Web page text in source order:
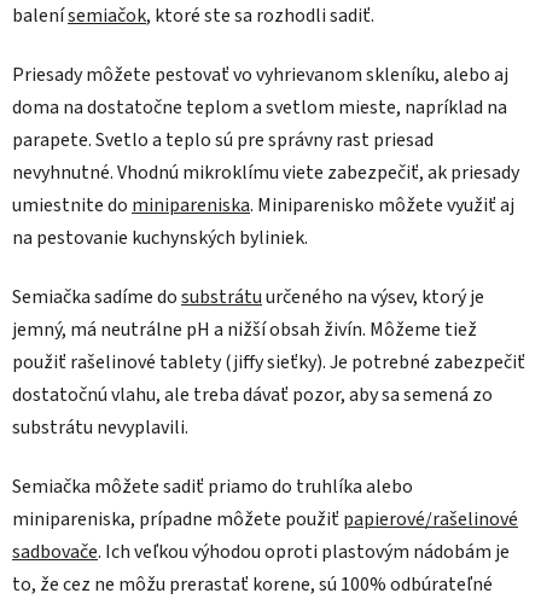
balenísemiačok, ktoré ste sa rozhodli sadiť.
Priesady môžete pestovať vo vyhrievanom skleníku, alebo aj
doma na dostatočne teplom a svetlom mieste, napríklad na
parapete. Svetlo a teplo sú pre správny rast priesad
nevyhnutné. Vhodnú mikroklímu viete zabezpečiť, ak priesady
umiestnite do minipareniska. Miniparenisko môžete využiť aj
na pestovanie kuchynských byliniek.
Semiačka sadíme dosubstrátuurčeného na výsev, ktorý je
jemný, má neutrálne pH a nižší obsah živín. Môžeme tiež
použiť rašelinové tablety (jiffy sieťky). Je potrebné zabezpečiť
dostatočnú vlahu, ale treba dávať pozor, aby sa semená zo
substrátu nevyplavili.
Semiačka môžete sadiť priamo do truhlíka alebo
minipareniska, prípadne môžete použiťpapierové/rašelinové
sadbovače. Ich veľkou výhodou oproti plastovým nádobám je
to, že cez ne môžu prerastať korene, sú 100% odbúrateľné